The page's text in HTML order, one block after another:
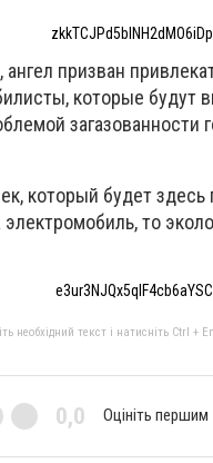
ангел призван
которые будут
загазованности
который будет
то
необхідний текст і натисніть Ctrl +
0,0 Оцініть першим